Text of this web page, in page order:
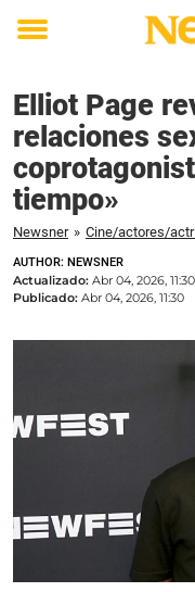
Toggle
Elliot Page
relaciones
tiempo»
Newsner » Cine/actores/
AUTHOR: NEWSNER
Actualizado: Abr 04, 2026, 11:30
Publicado: Abr 04, 2026, 11:30